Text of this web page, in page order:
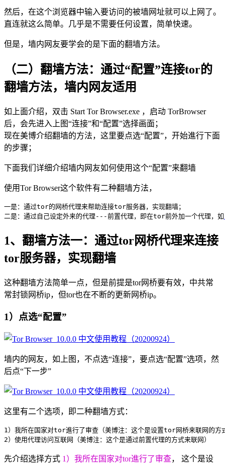
然后，在这个浏览器中输入要访问的被墙网址就可以上网了。
直连就这么简单。几乎是不需要任何设置，简单快速。
但是，墙内网友要学会的是下面的翻墙方法。
（二）翻墙方法：通过“配置”连接tor的
翻墙方法，墙内网友适用
如上面介绍，双击 Start Tor Browser.exe ，启动 TorBrowser
后，会先进入上图“连接”和“配置”选择画面；
现在美博介绍翻墙的方法，这里要点选“配置”，开始進行下面
的步骤；
下面我们详细介绍墙内网友如何使用这个“配置”来翻墙
使用Tor Browser这个软件有二种翻墙方法，
一是：通过tor的网桥代理来帮助连接tor服务器，实现翻墙；
二是：通过自己设定外来的代理---前置代理，即在tor前外加一个代理，如
1、翻墙方法一：通过tor网桥代理来连接
tor服务器，实现翻墙
这种翻墙方法简单一点，但是前提是tor网桥要有效，中共常
常封锁网桥ip，但tor也在不断的更新网桥ip。
1）点选“配置”
墙内的网友，如上图，不点选“连接”，要点选“配置”选项，然
后点“下一步”
这里有二个选项，即二种翻墙方式：
1）我所在国家对tor進行了审查（美博注：这个是设置tor网桥来联网的方
先介绍选择方式 1）我所在国家对tor進行了审查， 这个是设